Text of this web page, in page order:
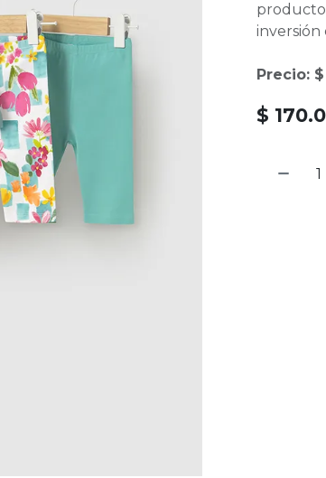
inversión
Precio: $
$